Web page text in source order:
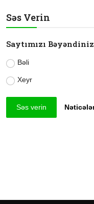
Səs Verin
Saytımızı
Bəli
Xeyr
Səs verin